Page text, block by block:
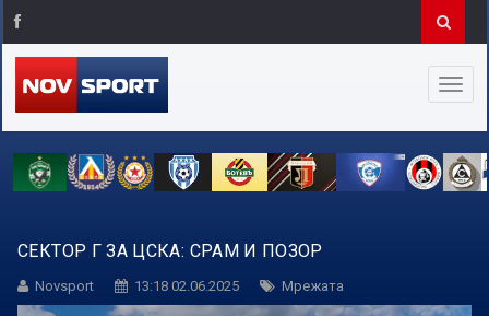
СЕКТОР Г ЗА ЦСКА: СРАМ И ПОЗОР
Novsport 13:18 02.06.2025 Мрежата